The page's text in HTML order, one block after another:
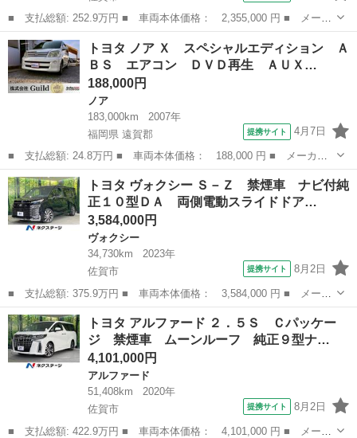
■ 支払総額: 252.9万円 ■ 車両本体価格： 2,355,000 円 ■ メーカ
ー名： トヨタ ■ 車種名： ＲＡＶ４ ■ グレード名： Ｇ Ｚパ
ッケージ 禁煙車 純正９型ＳＤナビ バックカメラ 衝突被害軽減
システム...
佐賀 佐賀市 RAV4
トヨタ ノア Ｘ スペシャルエディション Ａ
ＢＳ エアコン ＤＶＤ再生 ＡＵＸ…
188,000円
ノア
183,000km
2007年
福岡県 遠賀郡
提携サイト 4月7日
■ 支払総額: 24.8万円 ■ 車両本体価格： 188,000 円 ■ メーカー
名： トヨタ ■ 車種名： ノア ■ グレード名： Ｘ スペシャル
エディション ＡＢＳ エアコン ＤＶＤ再生 ＡＵＸ ３列シー
ト ナビ Ｅ...
福岡 遠賀郡 ノア
トヨタ ヴォクシー Ｓ－Ｚ 禁煙車 ナビ付純
正１０型ＤＡ 両側電動スライドドア…
3,584,000円
ヴォクシー
34,730km
2023年
佐賀市
提携サイト 8月2日
■ 支払総額: 375.9万円 ■ 車両本体価格： 3,584,000 円 ■ メーカ
ー名： トヨタ ■ 車種名： ヴォクシー ■ グレード名： Ｓ－
Ｚ 禁煙車 ナビ付純正１０型ＤＡ 両側電動スライドドア バック
カメラ レ...
佐賀 佐賀市 ヴォクシー
トヨタ アルファード ２．５Ｓ Ｃパッケー
ジ 禁煙車 ムーンルーフ 純正９型ナ…
4,101,000円
アルファード
51,408km
2020年
佐賀市
提携サイト 8月2日
■ 支払総額: 422.9万円 ■ 車両本体価格： 4,101,000 円 ■ メーカ